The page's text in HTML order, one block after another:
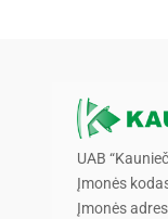
UAB
Įmonės
Įmonės